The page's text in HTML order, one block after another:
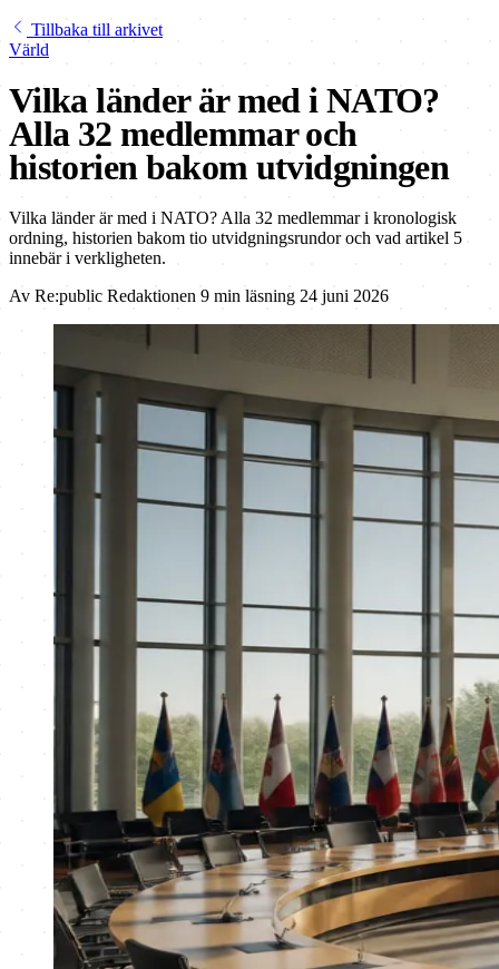
Tillbaka till arkivet
Värld
Vilka länder är med i NATO?
Alla 32 medlemmar och
historien bakom utvidgningen
Vilka länder är med i NATO? Alla 32 medlemmar i kronologisk
ordning, historien bakom tio utvidgningsrundor och vad artikel 5
innebär i verkligheten.
Av Re:public Redaktionen 9 min läsning 24 juni 2026